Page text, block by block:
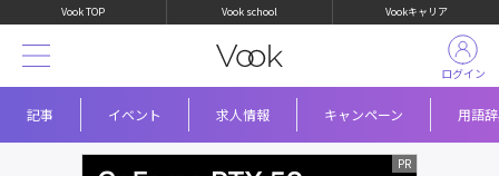
Vook TOP Vook school Vookキャリア
記事 イベント 求人情報 キャンペーン 用語
ログイン